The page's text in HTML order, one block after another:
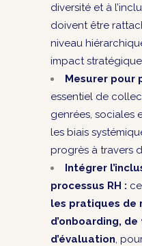
diversité et à
doivent être
niveau
impact
Mesurer pour
essentiel de
genrées, sociales
les biais
progrès à travers
Intégrer
processus RH :
les pratiques de
d’onboarding,
d’évaluation,